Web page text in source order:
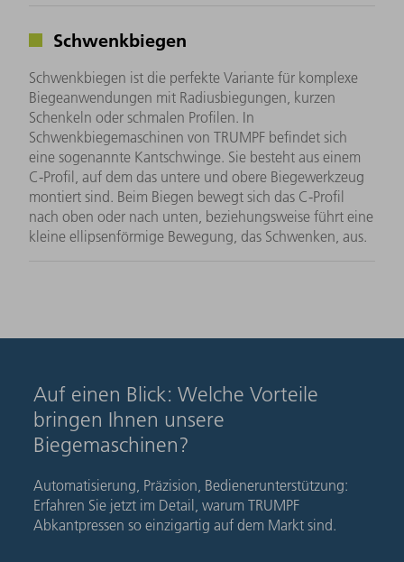
Schwenkbiegen
Schwenkbiegen ist die perfekte Variante für komplexe
Biegeanwendungen mit Radiusbiegungen, kurzen
Schenkeln oder schmalen Profilen. In
Schwenkbiegemaschinen von TRUMPF befindet sich
eine sogenannte Kantschwinge. Sie besteht aus einem
C-Profil, auf dem das untere und obere Biegewerkzeug
montiert sind. Beim Biegen bewegt sich das C-Profil
nach oben oder nach unten, beziehungsweise führt eine
kleine ellipsenförmige Bewegung, das Schwenken, aus.
Auf einen Blick: Welche Vorteile
bringen Ihnen unsere
Biegemaschinen?
Automatisierung, Präzision, Bedienerunterstützung:
Erfahren Sie jetzt im Detail, warum TRUMPF
Abkantpressen so einzigartig auf dem Markt sind.